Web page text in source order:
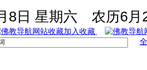
8日 星期六 农历6月
加入收藏